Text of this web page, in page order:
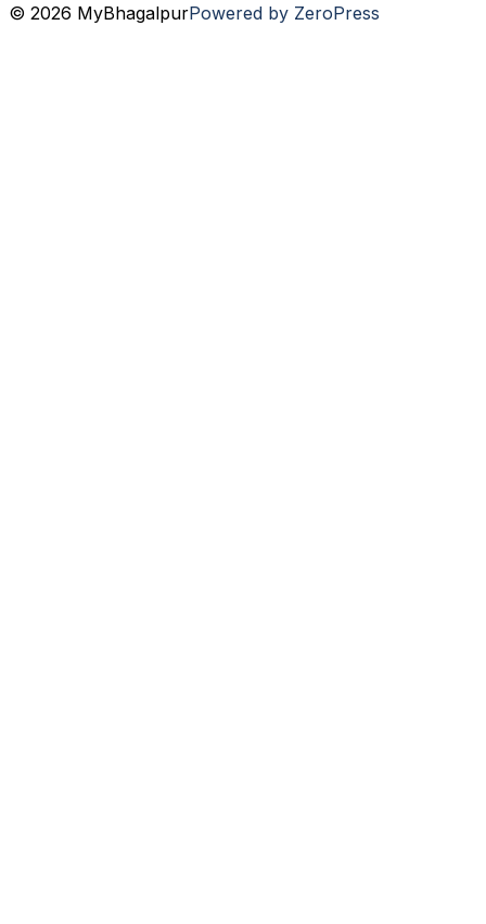
© 2026 MyBhagalpurPowered by ZeroPress